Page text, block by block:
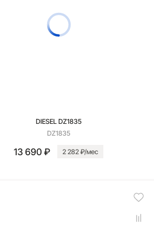
DIESEL DZ1835
DZ1835
13 690 ₽ 2 282 ₽/мес